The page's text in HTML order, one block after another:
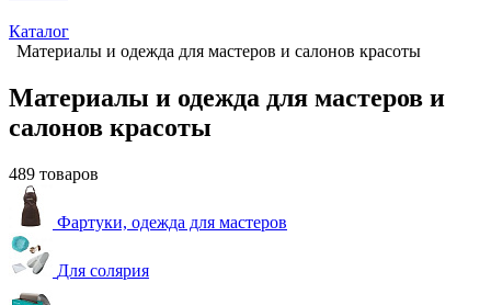
Каталог
Материалы и одежда для мастеров и салонов красоты
Материалы и одежда для мастеров и
салонов красоты
489 товаров
Фартуки, одежда для мастеров
Для солярия